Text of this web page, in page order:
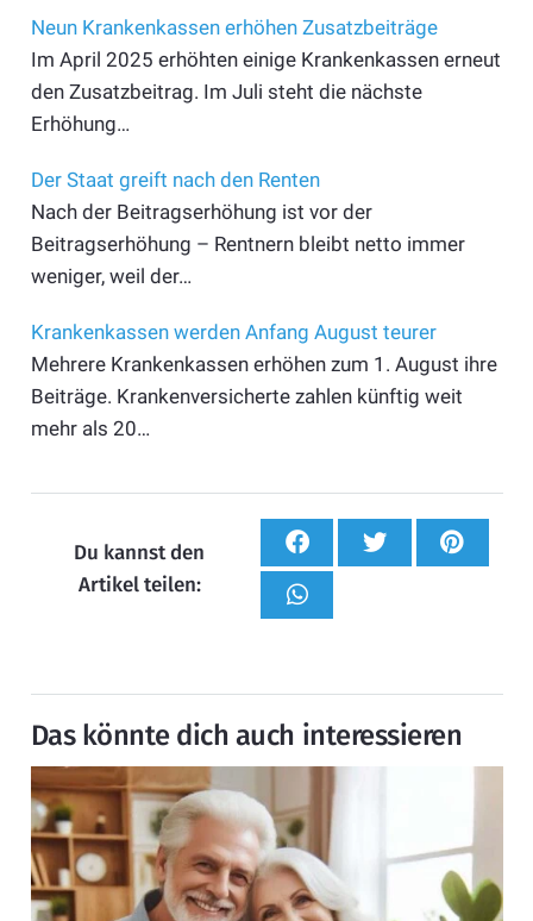
Neun Krankenkassen erhöhen Zusatzbeiträge
Im April 2025 erhöhten einige Krankenkassen erneut
den Zusatzbeitrag. Im Juli steht die nächste
Erhöhung…
Der Staat greift nach den Renten
Nach der Beitragserhöhung ist vor der
Beitragserhöhung – Rentnern bleibt netto immer
weniger, weil der…
Krankenkassen werden Anfang August teurer
Mehrere Krankenkassen erhöhen zum 1. August ihre
Beiträge. Krankenversicherte zahlen künftig weit
mehr als 20…
Du kannst den
Artikel teilen:
Das könnte dich auch interessieren